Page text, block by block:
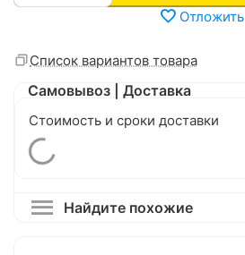
Отложить
Список вариантов товара
Самовывоз | Доставка
Стоимость и сроки доставки
Найдите похожие